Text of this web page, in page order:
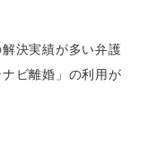
決実績が多い弁護
ビ離婚」の利用が